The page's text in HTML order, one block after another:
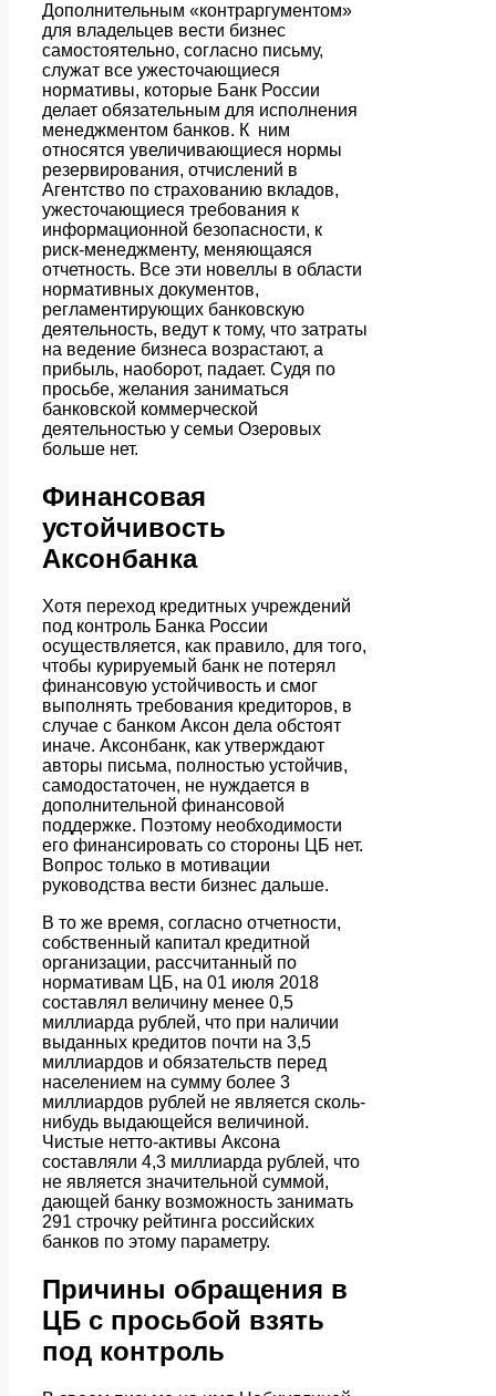
Дополнительным «контраргументом»
для владельцев вести бизнес
самостоятельно, согласно письму,
служат все ужесточающиеся
нормативы, которые Банк России
делает обязательным для исполнения
менеджментом банков. К ним
относятся увеличивающиеся нормы
резервирования, отчислений в
Агентство по страхованию вкладов,
ужесточающиеся требования к
информационной безопасности, к
риск-менеджменту, меняющаяся
отчетность. Все эти новеллы в области
нормативных документов,
регламентирующих банковскую
деятельность, ведут к тому, что затраты
на ведение бизнеса возрастают, а
прибыль, наоборот, падает. Судя по
просьбе, желания заниматься
банковской коммерческой
деятельностью у семьи Озеровых
больше нет.
Финансовая
устойчивость
Аксонбанка
Хотя переход кредитных учреждений
под контроль Банка России
осуществляется, как правило, для того,
чтобы курируемый банк не потерял
финансовую устойчивость и смог
выполнять требования кредиторов, в
случае с банком Аксон дела обстоят
иначе. Аксонбанк, как утверждают
авторы письма, полностью устойчив,
самодостаточен, не нуждается в
дополнительной финансовой
поддержке. Поэтому необходимости
его финансировать со стороны ЦБ нет.
Вопрос только в мотивации
руководства вести бизнес дальше.
В то же время, согласно отчетности,
собственный капитал кредитной
организации, рассчитанный по
нормативам ЦБ, на 01 июля 2018
составлял величину менее 0,5
миллиарда рублей, что при наличии
выданных кредитов почти на 3,5
миллиардов и обязательств перед
населением на сумму более 3
миллиардов рублей не является сколь-
нибудь выдающейся величиной.
Чистые нетто-активы Аксона
составляли 4,3 миллиарда рублей, что
не является значительной суммой,
дающей банку возможность занимать
291 строчку рейтинга российских
банков по этому параметру.
Причины обращения в
ЦБ с просьбой взять
под контроль